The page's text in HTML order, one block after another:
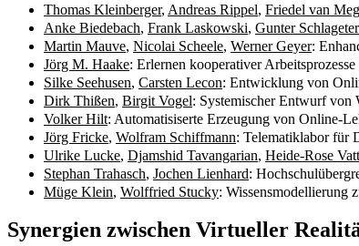
Thomas Kleinberger, Andreas Rippel, Friedel van
Anke Biedebach, Frank Laskowski, Gunter Schlageter
Martin Mauve, Nicolai Scheele, Werner Geyer:
Jörg M. Haake: Erlernen kooperativer
Silke Seehusen, Carsten Lecon: Entwicklung von
Dirk Thißen, Birgit Vogel: Systemischer Entwurf von
Volker Hilt: Automatisiserte Erzeugung von Online-
Jörg Fricke, Wolfram Schiffmann: Telematiklabor für
Ulrike Lucke, Djamshid Tavangarian, Heide-Rose
Stephan Trahasch, Jochen Lienhard:
Müge Klein, Wolffried Stucky: Wissensmodellierung
Synergien zwischen Virtueller